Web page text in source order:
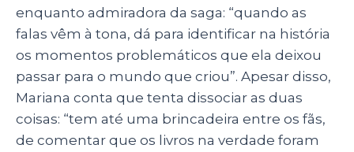
enquanto admiradora da saga: “quando as
falas vêm à tona, dá para identificar na história
os momentos problemáticos que ela deixou
passar para o mundo que criou”. Apesar disso,
Mariana conta que tenta dissociar as duas
coisas: “tem até uma brincadeira entre os fãs,
de comentar que os livros na verdade foram